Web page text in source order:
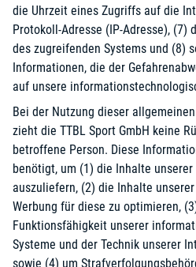
die Uhrzeit eines Zugriffs auf die
Protokoll-Adresse (IP-Adresse), (7)
des zugreifenden Systems und (8)
Informationen, die der
auf unsere
Bei der Nutzung dieser
zieht die TTBL Sport GmbH keine
betroffene Person. Diese
benötigt, um (1) die Inhalte
auszuliefern, (2) die Inhalte
Werbung für diese zu optimieren,
Funktionsfähigkeit unserer
Systeme und der Technik unserer
sowie (4) um